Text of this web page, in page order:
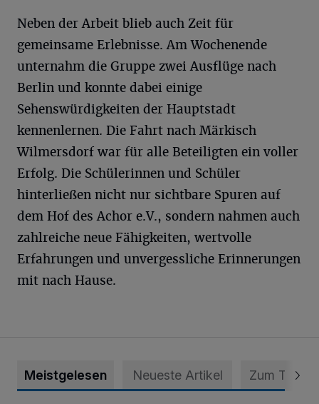
Neben der Arbeit blieb auch Zeit für
gemeinsame Erlebnisse. Am Wochenende
unternahm die Gruppe zwei Ausflüge nach
Berlin und konnte dabei einige
Sehenswürdigkeiten der Hauptstadt
kennenlernen. Die Fahrt nach Märkisch
Wilmersdorf war für alle Beteiligten ein voller
Erfolg. Die Schülerinnen und Schüler
hinterließen nicht nur sichtbare Spuren auf
dem Hof des Achor e.V., sondern nahmen auch
zahlreiche neue Fähigkeiten, wertvolle
Erfahrungen und unvergessliche Erinnerungen
mit nach Hause.
Meistgelesen Neueste Artikel Zum Thema